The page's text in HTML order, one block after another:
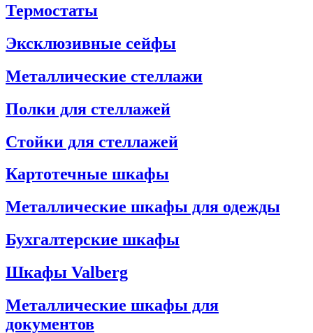
Термостаты
Эксклюзивные сейфы
Металлические стеллажи
Полки для стеллажей
Стойки для стеллажей
Картотечные шкафы
Металлические шкафы для одежды
Бухгалтерские шкафы
Шкафы Valberg
Металлические шкафы для
документов